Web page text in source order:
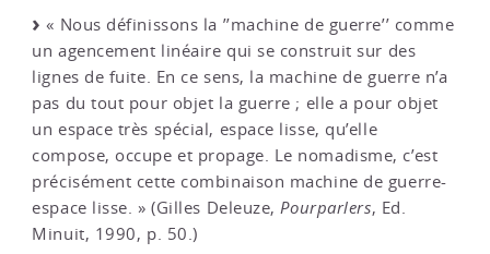
« Nous définissons la ’’machine de guerre’’ comme
un agencement linéaire qui se construit sur des
lignes de fuite. En ce sens, la machine de guerre n’a
pas du tout pour objet la guerre ; elle a pour objet
un espace très spécial, espace lisse, qu’elle
compose, occupe et propage. Le nomadisme, c’est
précisément cette combinaison machine de guerre-
espace lisse. » (Gilles Deleuze,Pourparlers, Ed.
Minuit, 1990, p. 50.)